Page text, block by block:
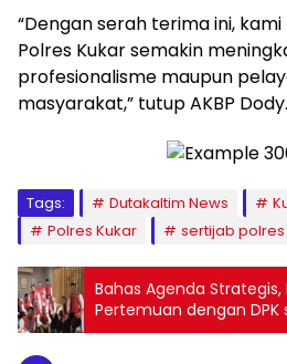
“Dengan serah terima ini,
Polres Kukar semakin
profesionalisme maupun
masyarakat,” tutup AKBP
Tags: Dutakaltim News
Polres Kukar
sertijab
Bahas Agenda Strategis,
Pertemuan dengan DPK